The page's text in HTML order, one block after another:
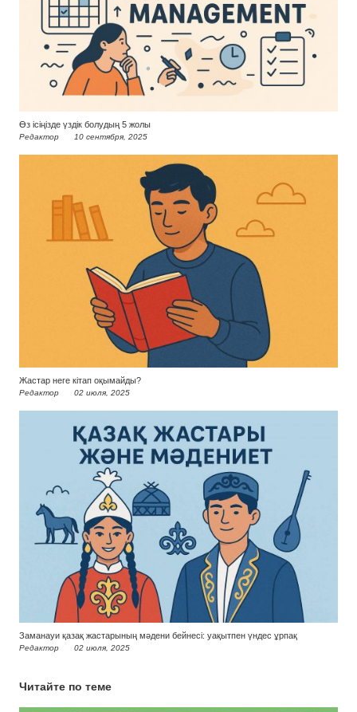
Өз ісіңізде үздік болудың 5 жолы
Редактор 10 сентября, 2025
Жастар неге кітап оқымайды?
Редактор 02 июля, 2025
Заманауи қазақ жастарының мәдени бейнесі: уақытпен үндес ұрпақ
Редактор 02 июля, 2025
Читайте по теме